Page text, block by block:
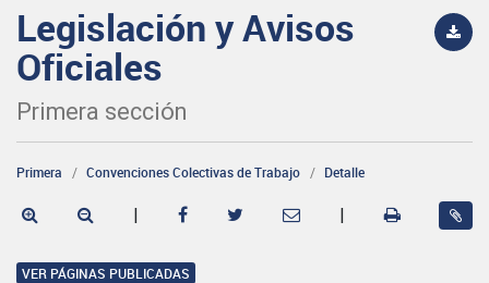
Legislación y Avisos
Oficiales
Primera sección
Primera Convenciones Colectivas de Trabajo Detalle
| |
VER PÁGINAS PUBLICADAS